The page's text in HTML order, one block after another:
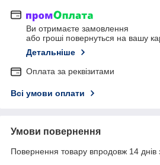
Ви отримаєте замовлення
або гроші повернуться на вашу
Детальніше
Оплата за реквізитами
Всі умови оплати
Умови повернення
Повернення товару впродовж 14 днів